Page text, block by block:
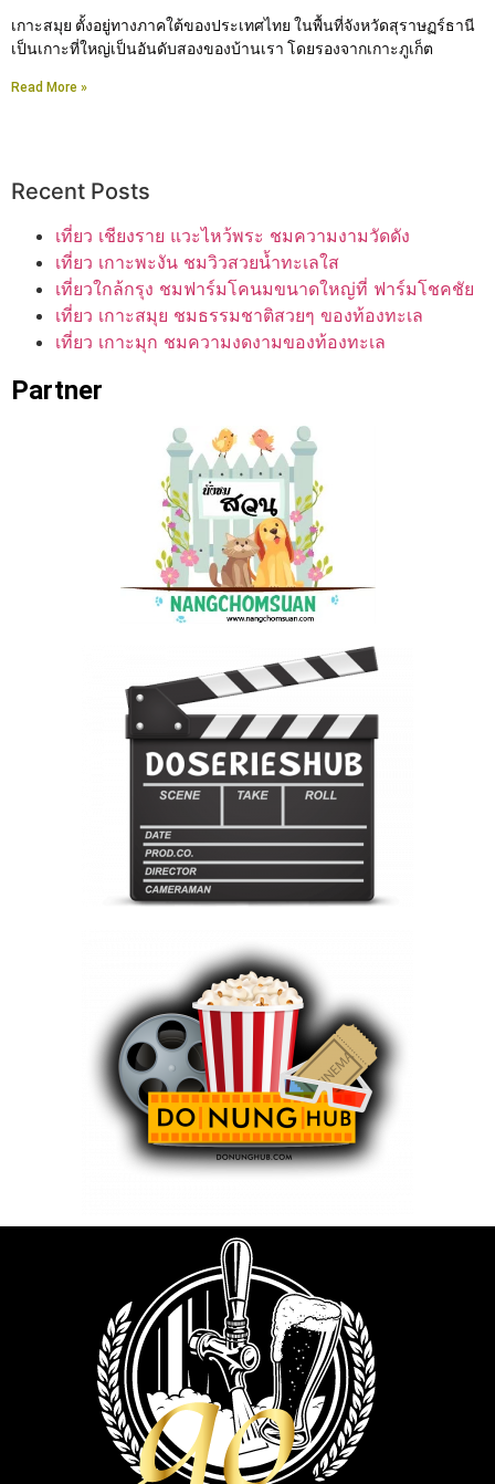
เกาะสมุย ตั้งอยู่ทางภาคใต้ของประเทศไทย ในพื้นที่จังหวัดสุราษฏร์ธานี
เป็นเกาะที่ใหญ่เป็นอันดับสองของบ้านเรา โดยรองจากเกาะภูเก็ต
Read More »
Recent Posts
เที่ยว เชียงราย แวะไหว้พระ ชมความงามวัดดัง
เที่ยว เกาะพะงัน ชมวิวสวยน้ำทะเลใส
เที่ยวใกล้กรุง ชมฟาร์มโคนมขนาดใหญ่ที่ ฟาร์มโชคชัย
เที่ยว เกาะสมุย ชมธรรมชาติสวยๆ ของท้องทะเล
เที่ยว เกาะมุก ชมความงดงามของท้องทะเล
Partner